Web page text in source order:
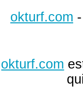
okturf.com
okturf.com